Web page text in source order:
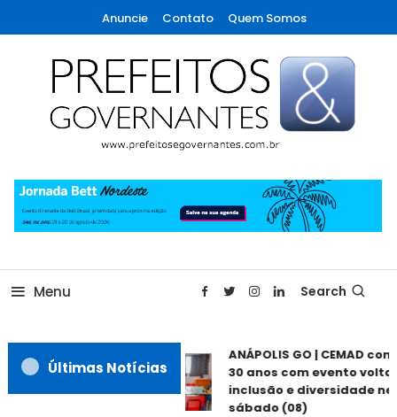
To
Content
Anuncie Contato Quem Somos
Prefeitos & Governantes
Menu Search
Últimas Notícias
ANÁPOLIS GO | CEMAD
30 anos com evento
inclusão e diversidade
sábado (08)